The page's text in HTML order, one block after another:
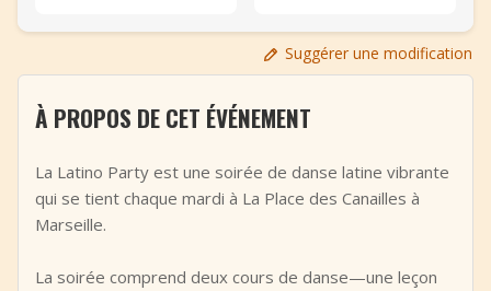
TuneTempo
+ Ajouter un événement
Suggérer une modification
À PROPOS DE CET ÉVÉNEMENT
La Latino Party est une soirée de danse latine vibrante
qui se tient chaque mardi à La Place des Canailles à
Marseille.
La soirée comprend deux cours de danse—une leçon